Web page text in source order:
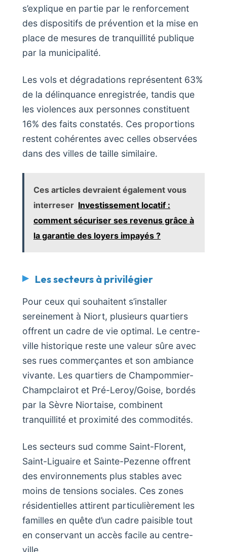
s’explique en partie par le renforcement
des dispositifs de prévention et la mise en
place de mesures de tranquillité publique
par la municipalité.
Les vols et dégradations représentent 63%
de la délinquance enregistrée, tandis que
les violences aux personnes constituent
16% des faits constatés. Ces proportions
restent cohérentes avec celles observées
dans des villes de taille similaire.
Ces articles devraient également vous
interreser Investissement locatif :
comment sécuriser ses revenus grâce à
la garantie des loyers impayés ?
Les secteurs à privilégier
Pour ceux qui souhaitent s’installer
sereinement à Niort, plusieurs quartiers
offrent un cadre de vie optimal. Le centre-
ville historique reste une valeur sûre avec
ses rues commerçantes et son ambiance
vivante. Les quartiers de Champommier-
Champclairot et Pré-Leroy/Goise, bordés
par la Sèvre Niortaise, combinent
tranquillité et proximité des commodités.
Les secteurs sud comme Saint-Florent,
Saint-Liguaire et Sainte-Pezenne offrent
des environnements plus stables avec
moins de tensions sociales. Ces zones
résidentielles attirent particulièrement les
familles en quête d’un cadre paisible tout
en conservant un accès facile au centre-
ville.